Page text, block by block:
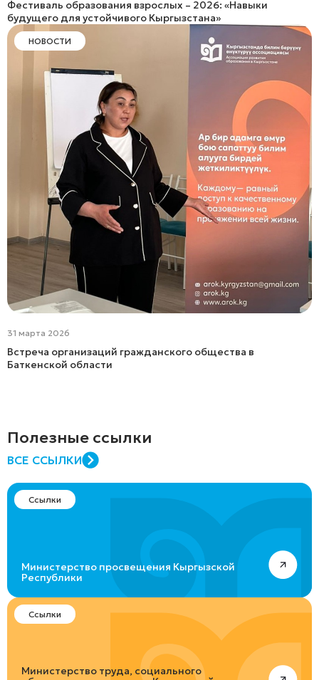
Фестиваль образования взрослых – 2026: «Навыки
будущего для устойчивого Кыргызстана»
НОВОСТИ
31 марта 2026
Встреча организаций гражданского общества в
Баткенской области
Полезные ссылки
ВСЕ ССЫЛКИ
Ссылки
Министерство просвещения Кыргызской
Республики
Ссылки
Министерство труда, социального